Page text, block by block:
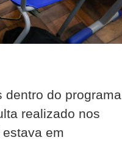
dentro do programa
realizado nos
em